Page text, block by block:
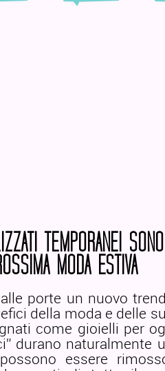
TEMPORANEI
MODA ESTIVA
porte un nuovo
della moda e delle
come gioielli per
durano naturalmente
essere